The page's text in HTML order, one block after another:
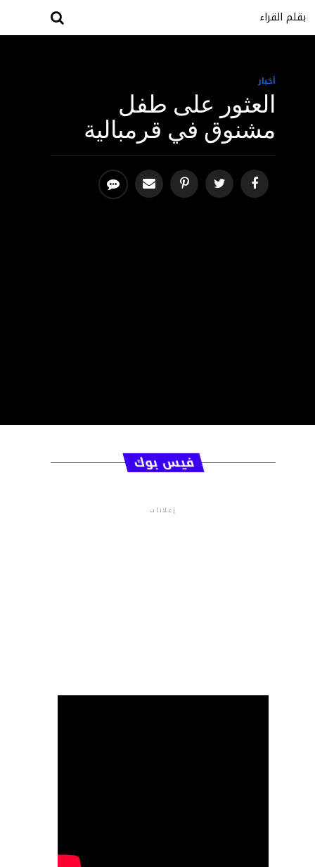
بقلم القراء
أخبار
العثور على طفل
مشنوق في قرمبالية
فيس بوك
إعلانات